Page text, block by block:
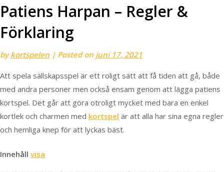
Patiens Harpan – Regler &
Förklaring
bykortspelen | Posted on juni 17, 2021
Att spela sällskapsspel är ett roligt sätt att få tiden att gå, både
med andra personer men också ensam genom att lägga patiens
kortspel. Det går att göra otroligt mycket med bara en enkel
kortlek och charmen med kortspel är att alla har sina egna regler
och hemliga knep för att lyckas bäst.
Innehåll visa